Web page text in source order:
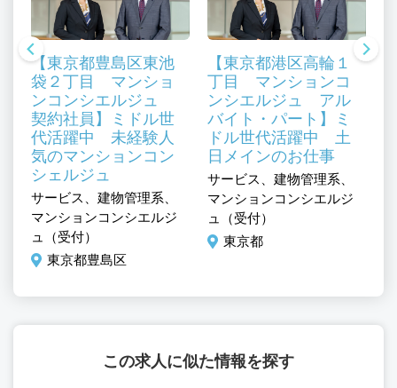
【東京都豊島区東池
袋２丁目 マンショ
ンコンシエルジュ
契約社員】ミドル世
代活躍中 未経験人
気のマンションコン
シェルジュ
サービス、建物管理系、
マンションコンシエルジ
ュ（受付）
東京都豊島区
【東京都港区高輪１
丁目 マンションコ
ンシエルジュ アル
バイト・パート】ミ
ドル世代活躍中 土
日メインのお仕事
サービス、建物管理系、
マンションコンシエルジ
ュ（受付）
東京都
この求人に似た情報を探す